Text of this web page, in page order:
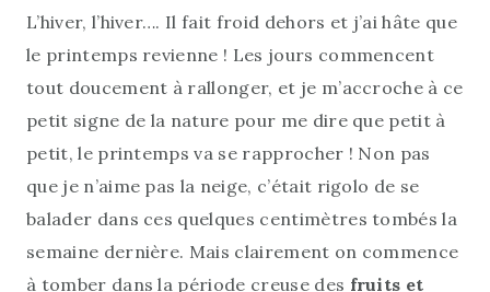
L’hiver, l’hiver…. Il fait froid dehors et j’ai hâte que
le printemps revienne ! Les jours commencent
tout doucement à rallonger, et je m’accroche à ce
petit signe de la nature pour me dire que petit à
petit, le printemps va se rapprocher ! Non pas
que je n’aime pas la neige, c’était rigolo de se
balader dans ces quelques centimètres tombés la
semaine dernière. Mais clairement on commence
à tomber dans la période creuse des fruits et